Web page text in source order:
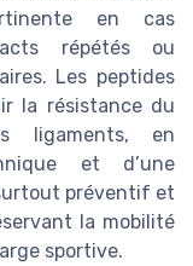
en cas
répétés ou
Les peptides
la résistance du
ligaments, en
et d’une
préventif et
la mobilité
sportive.